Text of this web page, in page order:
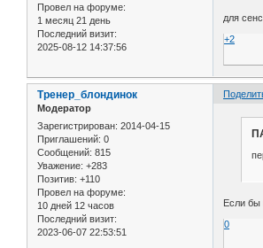
Провел на форуме:
1 месяц 21 день
Последний визит:
2025-08-12 14:37:56
для
+2
Тренер_блондинок
Модератор
Зарегистрирован: 2014-04-15
Приглашений: 0
Сообщений: 815
Уважение: +283
Позитив: +110
Провел на форуме:
10 дней 12 часов
Последний визит:
2023-06-07 22:53:51
Если бы
0